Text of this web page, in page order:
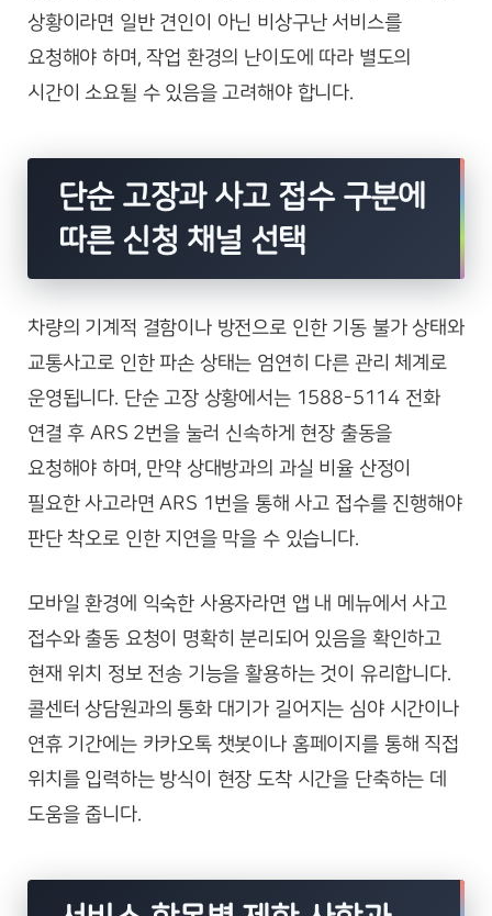
상황이라면 일반 견인이 아닌 비상구난 서비스를
요청해야 하며, 작업 환경의 난이도에 따라 별도의
시간이 소요될 수 있음을 고려해야 합니다.
단순 고장과 사고 접수 구분에
따른 신청 채널 선택
차량의 기계적 결함이나 방전으로 인한 기동 불가 상태와
교통사고로 인한 파손 상태는 엄연히 다른 관리 체계로
운영됩니다. 단순 고장 상황에서는 1588-5114 전화
연결 후 ARS 2번을 눌러 신속하게 현장 출동을
요청해야 하며, 만약 상대방과의 과실 비율 산정이
필요한 사고라면 ARS 1번을 통해 사고 접수를 진행해야
판단 착오로 인한 지연을 막을 수 있습니다.
모바일 환경에 익숙한 사용자라면 앱 내 메뉴에서 사고
접수와 출동 요청이 명확히 분리되어 있음을 확인하고
현재 위치 정보 전송 기능을 활용하는 것이 유리합니다.
콜센터 상담원과의 통화 대기가 길어지는 심야 시간이나
연휴 기간에는 카카오톡 챗봇이나 홈페이지를 통해 직접
위치를 입력하는 방식이 현장 도착 시간을 단축하는 데
도움을 줍니다.